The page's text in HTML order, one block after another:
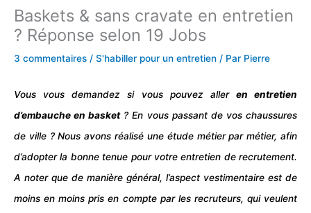
Baskets & sans cravate en entretien
? Réponse selon 19 Jobs
3 commentaires / S'habiller pour un entretien / Par Pierre
Vous vous demandez si vous pouvez aller en entretien
d’embauche en basket? En vous passant de vos chaussures
de ville ? Nous avons réalisé une étude métier par métier, afin
d’adopter la bonne tenue pour votreentretien de recrutement.
A noter que de manière général, l’aspect vestimentaire est de
moins en moins pris en compte par les recruteurs, qui veulent